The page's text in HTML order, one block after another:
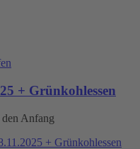
+ Grünkohlessen
Anfang
+ Grünkohlessen